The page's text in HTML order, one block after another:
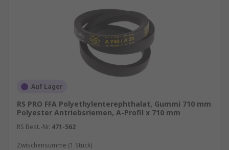
Auf Lager
RS PRO FFA Polyethylenterephthalat, Gummi 710 mm
Polyester Antriebsriemen, A-Profil x 710 mm
RS Best.-Nr. 471-562
Zwischensumme (1 Stück)